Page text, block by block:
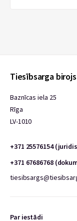
Tiesībsarga birojs
Baznīcas iela 25
Rīga
LV-1010
+371 25576154
+371 67686768
Par iestādi